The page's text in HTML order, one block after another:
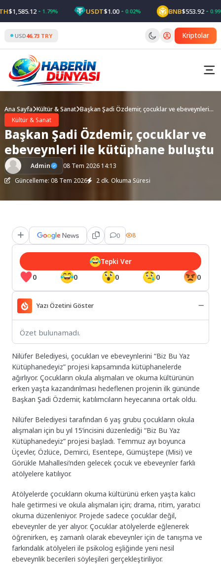
to
content
1.79% USDT$1.00 0.02% BNB$553.92 0.99%
USD46.73 TRY Kriptolar
Ana Sayfa Kültür & Sanat Başkan Şadi Özdemir, çocuklar ve ebeveynleri
Kültür & Sanat
Başkan Şadi Özdemir, çocuklar ve
ebeveynleri ile kütüphane buluştu
Admin
08 Tem 2026 14:13
Güncelleme: 08 Tem 2026
2 dk. Okuma Süresi
0 8
0 0 0 0 0
Tepki Ver
Yazı Özetini Göster
Özet bulunamadı.
Nilüfer Belediyesi, çocukları ve ebeveynlerini “Biz Bu Yaz
Kütüphanedeyiz” projesi kapsamında kütüphanelerde
ağırlıyor. Çocukların okula alışmaları ve okuma kültürünün
erken yaşta kazandırılması hedeflenen projenin ilk gününde
Başkan Şadi Özdemir, katılımcıların heyecanına ortak oldu.
Nilüfer Belediyesi tarafından 6 yaş grubu çocukların okula
alışmaları için bu yıl 15’incisini düzenlediği “Biz Bu Yaz
Kütüphanedeyiz” projesi başladı. Temmuz ayı boyunca
Üçevler, Özlüce, Demirci, Esentepe, Gümüştepe (Misi) ve
Görükle Mahallesi’nden gelecek çocuk ve ebeveynler farklı
atölyelere katılıyor.
Atölyelerde çocukların okuma kültürünü erken yaşta kalıcı
hale getirmesi ve okula alışmaları için; drama, ritim, yaratıcı
okuma düzenleniyor. Projede sadece çocuklar değil,
ebeveynler de yer alıyor. Çocuklar atölyelerde eğlenerek
öğrenirken, eş zamanlı olarak ebeveynler için de tanışma ve
farkındalık atölyeleri ile psikolog eşliğinde yeni nesil
ebeveynlik becerileri söyleşileri gerçekleştiriliyor.